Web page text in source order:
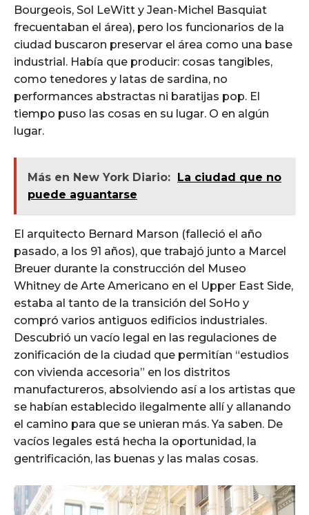
Bourgeois, Sol LeWitt y Jean-Michel Basquiat
frecuentaban el área), pero los funcionarios de la
ciudad buscaron preservar el área como una base
industrial. Había que producir: cosas tangibles,
como tenedores y latas de sardina, no
performances abstractas ni baratijas pop. El
tiempo puso las cosas en su lugar. O en algún
lugar.
Más en New York Diario: La ciudad que no
puede aguantarse
El arquitecto Bernard Marson (falleció el año
pasado, a los 91 años), que trabajó junto a Marcel
Breuer durante la construcción del Museo
Whitney de Arte Americano en el Upper East Side,
estaba al tanto de la transición del SoHo y
compró varios antiguos edificios industriales.
Descubrió un vacío legal en las regulaciones de
zonificación de la ciudad que permitían “estudios
con vivienda accesoria” en los distritos
manufactureros, absolviendo así a los artistas que
se habían establecido ilegalmente allí y allanando
el camino para que se unieran más. Ya saben. De
vacíos legales está hecha la oportunidad, la
gentrificación, las buenas y las malas cosas.